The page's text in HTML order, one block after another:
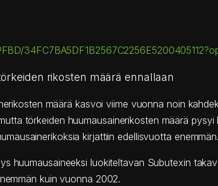
rikosten määrä ennallaan
määrä kasvoi viime vuonna noin
törkeiden huumausainerikosten määrä
kirjattiin edellisvuotta enemmän.
huumausaineeksi luokiteltavan Subutexin
kuin vuonna 2002.